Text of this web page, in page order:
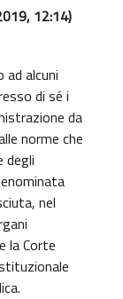
12:14)
alcuni
di sé i
da
norme che
degli
nel
la Corte